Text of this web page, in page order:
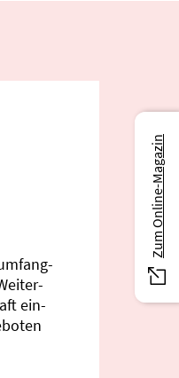
ein-
Zum Online-Magazin